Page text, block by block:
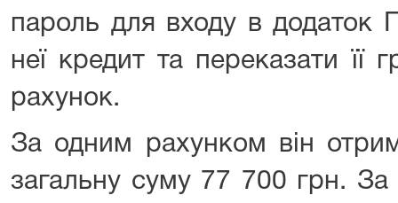
пароль для входу в додаток
неї кредит та переказати її
рахунок.
За одним рахунком він
загальну суму 77 700 грн.